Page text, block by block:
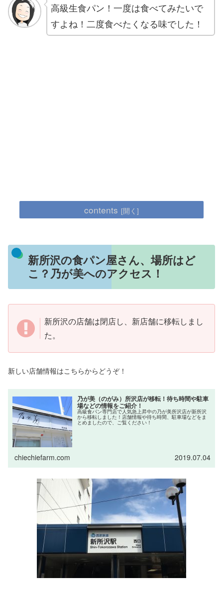
高級生食パン！一度は食べてみたいで
すよね！二度食べたくなる味でした！
contents
新所沢の食パン屋さん、場所はど
こ？乃が美へのアクセス！
新所沢の店舗は閉店し、新店舗に移転しまし
た。
新しい店舗情報はこちらからどうぞ！
乃が美（のがみ）所沢店が移転！待ち時間や駐車
場などの情報をご紹介！
高級食パン専門店で人気急上昇中の乃が美所沢店が新所沢
から移転しました！店舗情報や待ち時間、駐車場などをま
とめましたので、ご覧ください！
chiechiefarm.com 2019.07.04